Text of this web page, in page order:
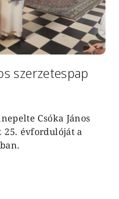
szerzetespap
Csóka János
25. évfordulóját a